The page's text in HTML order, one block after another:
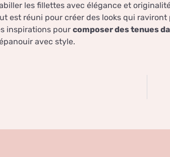
les fillettes avec élégance et
est réuni pour créer des looks qui
inspirations pour composer des tenues
avec style.